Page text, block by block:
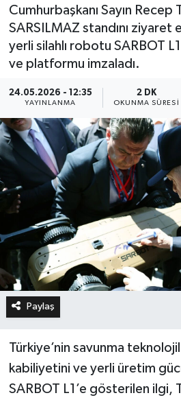
Cumhurbaşkanı Sayın
SARSILMAZ standını ziyaret
yerli silahlı robotu SARBOT
ve platformu imzaladı.
24.05.2026 - 12:35
YAYINLANMA
2 DK
OKUNMA SÜRESI
Paylaş
Türkiye’nin savunma
kabiliyetini ve yerli üretim
SARBOT L1’e gösterilen ilgi,